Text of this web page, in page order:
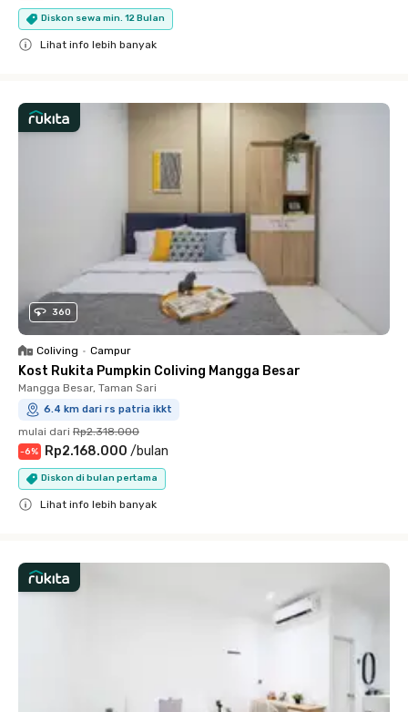
Diskon sewa min. 12 Bulan
Lihat info lebih banyak
360
Coliving • Campur
Kost Rukita Pumpkin Coliving Mangga Besar
Mangga Besar, Taman Sari
6.4 km dari rs patria ikkt
mulai dari Rp2.318.000
-6% Rp2.168.000 /bulan
Diskon di bulan pertama
Lihat info lebih banyak